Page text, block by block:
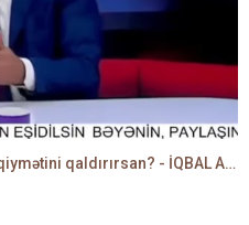
Sən kimsən ki, benzinin, çörəyin qiymətini qaldırırsan? - İQBAL AĞAZADƏ